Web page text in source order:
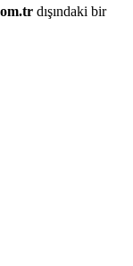
dışındaki bir